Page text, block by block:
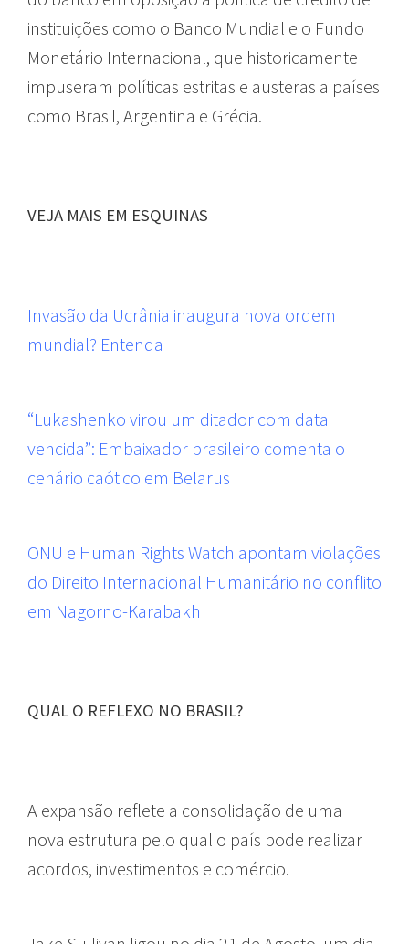
instituições como o Banco Mundial e o Fundo
Monetário Internacional, que historicamente
impuseram políticas estritas e austeras a países
como Brasil, Argentina e Grécia.
VEJA MAIS EM ESQUINAS
Invasão da Ucrânia inaugura nova ordem
mundial? Entenda
“Lukashenko virou um ditador com data
vencida”: Embaixador brasileiro comenta o
cenário caótico em Belarus
ONU e Human Rights Watch apontam violações
do Direito Internacional Humanitário no conflito
em Nagorno-Karabakh
QUAL O REFLEXO NO BRASIL?
A expansão reflete a consolidação de uma
nova estrutura pelo qual o país pode realizar
acordos, investimentos e comércio.